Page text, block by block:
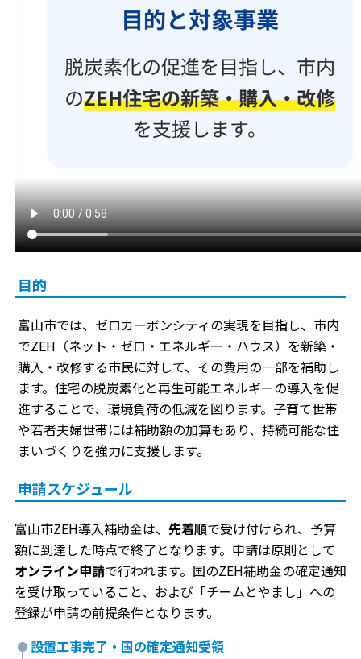
目的
富山市では、ゼロカーボンシティの実現を目指し、市内
でZEH（ネット・ゼロ・エネルギー・ハウス）を新築・
購入・改修する市民に対して、その費用の一部を補助し
ます。住宅の脱炭素化と再生可能エネルギーの導入を促
進することで、環境負荷の低減を図ります。子育て世帯
や若者夫婦世帯には補助額の加算もあり、持続可能な住
まいづくりを強力に支援します。
申請スケジュール
富山市ZEH導入補助金は、 先着順で受け付けられ、予算
額に到達した時点で終了となります。申請は原則として
オンライン申請で行われます。国のZEH補助金の確定通知
を受け取っていること、および「チームとやまし」への
登録が申請の前提条件となります。
設置工事完了・国の確定通知受領